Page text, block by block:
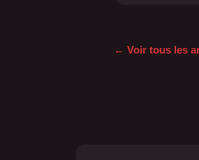
← Voir tous les